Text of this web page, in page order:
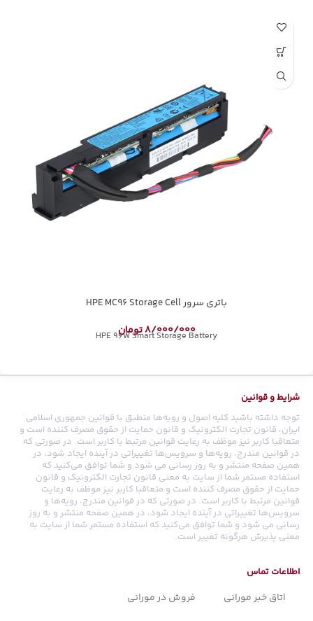
باتری سرور HPE MC96 Storage Cell
8/000/000تومان
HPE 96W Smart Storage Battery
شرایط و قوانین
توجه داشته باشید کلیه اصول و رویه‏‌ها منطبق با قوانین جمهوری اسلامی
ایران، قانون تجارت الکترونیک و قانون حمایت از حقوق مصرف کننده است و
متعاقبا کاربر نیز موظف به رعایت قوانین مرتبط با کاربر است. در صورتی که
در قوانین مندرج، رویه‏‌ها و سرویس‏‌ها تغییراتی در آینده ایجاد شود، در
همین صفحه منتشر و به روز رسانی می شود و شما توافق می‏‌کنید که
استفاده مستمر شما از سایت به معنی قانون تجارت الکترونیک و قانون
حمایت از حقوق مصرف کننده است و متعاقبا کاربر نیز موظف به رعایت
قوانین مرتبط با کاربر است. در صورتی که در قوانین مندرج، رویه‏‌ها و
سرویس‏‌ها تغییراتی در آینده ایجاد شود، در همین صفحه منتشر و به روز
رسانی می شود و شما توافق می‏‌کنید که استفاده مستمر شما از سایت به
معنی پذیرش هرگونه تغییر است.
اطلاعات تماس
اتاق خبر مورانی فروش در مورانی